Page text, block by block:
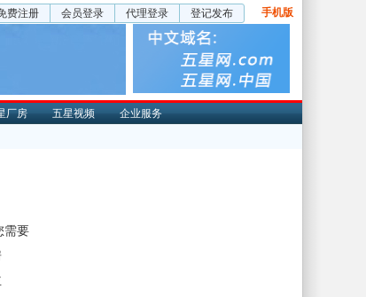
费注册 会员登录 代理登录 登记发布 手机版
厂房 五星视频 企业服务
需要